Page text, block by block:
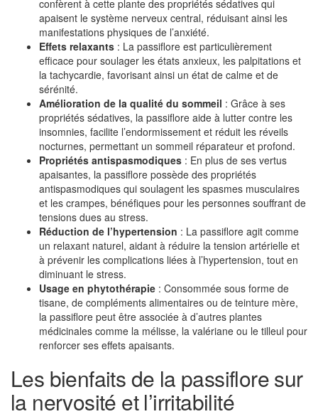
confèrent à cette plante des propriétés sédatives qui
apaisent le système nerveux central, réduisant ainsi les
manifestations physiques de l’anxiété.
Effets relaxants : La passiflore est particulièrement
efficace pour soulager les états anxieux, les palpitations et
la tachycardie, favorisant ainsi un état de calme et de
sérénité.
Amélioration de la qualité du sommeil : Grâce à ses
propriétés sédatives, la passiflore aide à lutter contre les
insomnies, facilite l’endormissement et réduit les réveils
nocturnes, permettant un sommeil réparateur et profond.
Propriétés antispasmodiques : En plus de ses vertus
apaisantes, la passiflore possède des propriétés
antispasmodiques qui soulagent les spasmes musculaires
et les crampes, bénéfiques pour les personnes souffrant de
tensions dues au stress.
Réduction de l’hypertension : La passiflore agit comme
un relaxant naturel, aidant à réduire la tension artérielle et
à prévenir les complications liées à l’hypertension, tout en
diminuant le stress.
Usage en phytothérapie : Consommée sous forme de
tisane, de compléments alimentaires ou de teinture mère,
la passiflore peut être associée à d’autres plantes
médicinales comme la mélisse, la valériane ou le tilleul pour
renforcer ses effets apaisants.
Les bienfaits de la passiflore sur
la nervosité et l’irritabilité